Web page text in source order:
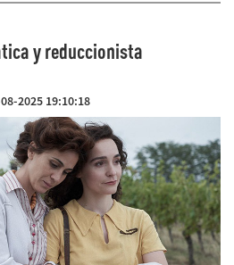
y reduccionista
2025 19:10:18